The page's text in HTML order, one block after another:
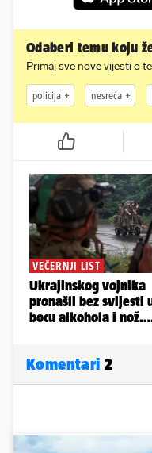
Odaberi temu koju
Primaj sve nove vijesti o
policija nesreća
Komentari 2